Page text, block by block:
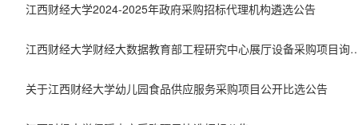
江西财经大学2024-2025年政府采购招标代理机构遴选公告
江西财经大学财经大数据教育部
关于江西财经大学幼儿园食品供应服务采购项目公开比选公告